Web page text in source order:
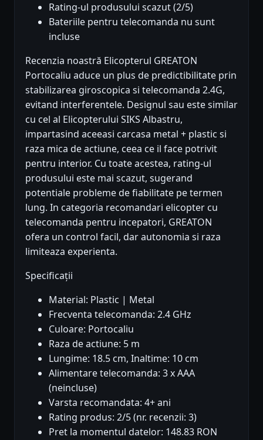
Rating-ul produsului scazut (2/5)
Bateriile pentru telecomanda nu sunt
incluse
Recenzia noastră Elicopterul GREATON
Portocaliu aduce un plus de predictibilitate prin
stabilizarea giroscopica si telecomanda 2.4G,
evitand interferentele. Designul sau este similar
cu cel al Elicopterului SIKS Albastru,
impartasind aceeasi carcasa metal + plastic si
raza mica de actiune, ceea ce il face potrivit
pentru interior. Cu toate acestea, rating-ul
produsului este mai scazut, sugerand
potentiale probleme de fiabilitate pe termen
lung. In categoria recomandari elicopter cu
telecomanda pentru incepatori, GREATON
ofera un control facil, dar autonomia si raza
limiteaza experienta.
Specificații
Material: Plastic | Metal
Frecventa telecomanda: 2.4 GHz
Culoare: Portocaliu
Raza de actiune: 5 m
Lungime: 18.5 cm, Inaltime: 10 cm
Alimentare telecomanda: 3 x AAA
(neincluse)
Varsta recomandata: 4+ ani
Rating produs: 2/5 (nr. recenzii: 3)
Pret la momentul datelor: 148.83 RON